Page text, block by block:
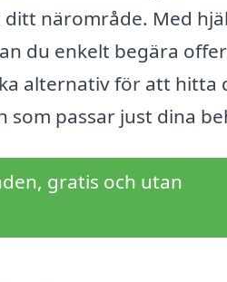
närområde. Med
du enkelt begära
alternativ för att hitta
som passar just dina
gratis och utan